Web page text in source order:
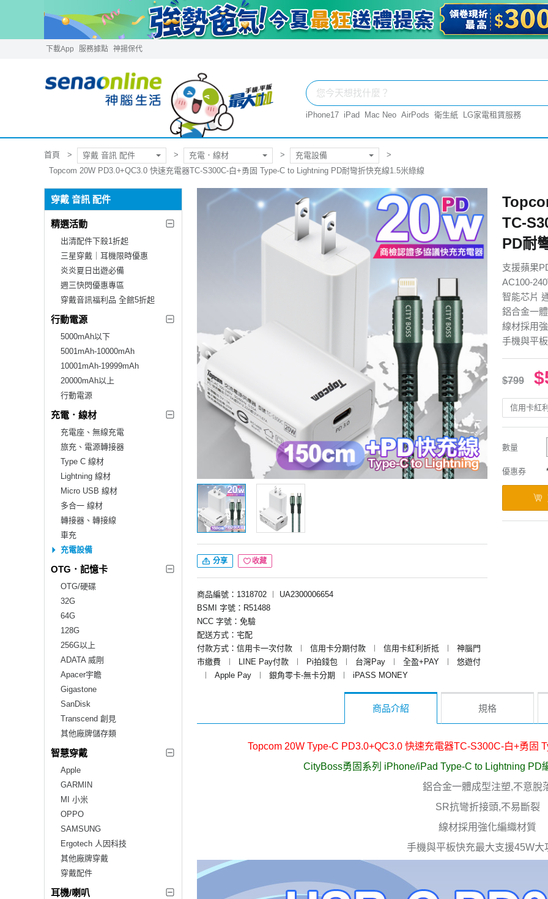
下載App 服務據點 神揚保代
iPhone17 iPad Mac Neo AirPods 衛生紙 LG家電租賃服務
首頁 穿戴 音訊 配件 充電．線材
充電設備
Topcom 20W PD3.0+QC3.0 快速充電器TC-S300C-白+勇固 Type-C to Lightning PD耐彎折快充線1.5米綠線
穿戴 音訊 配件
精選活動
出清配件下殺1折起
三星穿戴｜耳機限時優惠
炎炎夏日出遊必備
週三快閃優惠專區
穿戴音訊福利品 全館5折起
行動電源
5000mAh以下
5001mAh-10000mAh
10001mAh-19999mAh
20000mAh以上
行動電源
充電．線材
充電座、無線充電
旅充、電源轉接器
Type C 線材
Lightning 線材
Micro USB 線材
多合一 線材
轉接器、轉接線
車充
充電設備
OTG．記憶卡
OTG/硬碟
32G
64G
128G
256G以上
ADATA 威剛
Apacer宇瞻
Gigastone
SanDisk
Transcend 創見
其他廠牌儲存類
智慧穿戴
Apple
GARMIN
MI 小米
OPPO
SAMSUNG
Ergotech 人因科技
其他廠牌穿戴
穿戴配件
耳機/喇叭
分享 收藏
商品編號：1318702
UA2300006654
BSMI 字號：R51488
NCC 字號：免驗
配送方式：宅配
付款方式：信用卡一次付款
信用卡分期付款 信用卡紅利折抵
神腦門
市繳費
LINE Pay付款 Pi拍錢包 台灣Pay 全盈+PAY
悠遊付
Apple Pay 銀角零卡-無卡分期 iPASS MONEY
TC-
PD耐
支援蘋果
AC100-
智能芯片
鋁合金一
線材採用
手機與平
$799
信用卡紅
數量
優惠券
商品介紹 規格
Topcom 20W Type-C PD3.0+QC3.0 快速充電器TC-S300C-白+勇固
CityBoss勇固系列 iPhone/iPad Type-C to Lightning PD
鋁合金一體成型注塑,不意脫
SR抗彎折接頭,不易斷裂
線材採用強化編織材質
手機與平板快充最大支援45W